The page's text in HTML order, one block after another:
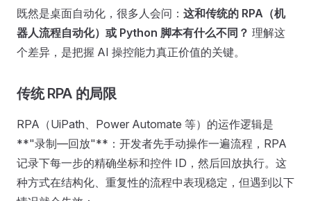
既然是桌面自动化，很多人会问： 这和传统的 RPA（机
器人流程自动化）或 Python 脚本有什么不同？ 理解这
个差异，是把握 AI 操控能力真正价值的关键。
传统 RPA 的局限
RPA（UiPath、Power Automate 等）的运作逻辑是
**"录制—回放"**：开发者先手动操作一遍流程，RPA
记录下每一步的精确坐标和控件 ID，然后回放执行。这
种方式在结构化、重复性的流程中表现稳定，但遇到以下